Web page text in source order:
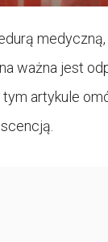
ważna jest
artykule